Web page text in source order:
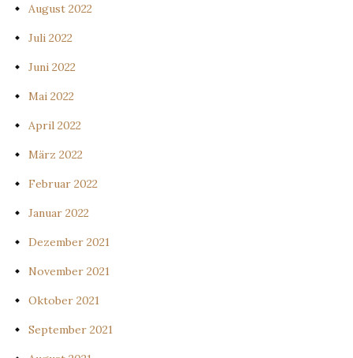
August 2022
Juli 2022
Juni 2022
Mai 2022
April 2022
März 2022
Februar 2022
Januar 2022
Dezember 2021
November 2021
Oktober 2021
September 2021